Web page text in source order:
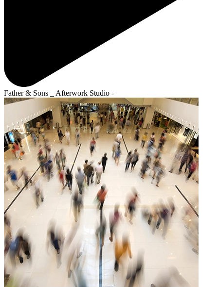
Father & Sons _ Afterwork Studio -